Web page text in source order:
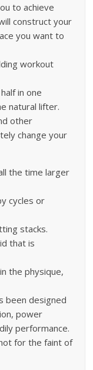
to achieve
construct your
you want to
workout
in one
natural lifter.
other
change your
the time larger
cycles or
stacks.
that is
the physique,
been designed
power
performance.
for the faint of